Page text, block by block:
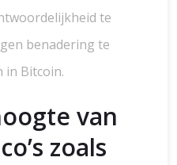
te
benadering te
in Bitcoin.
van
zoals